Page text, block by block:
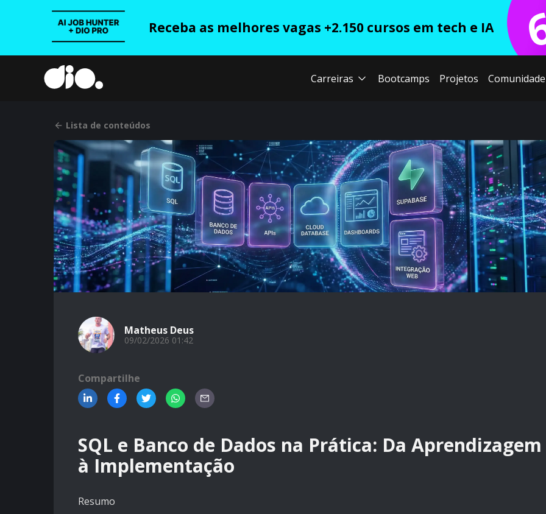
Receba as melhores vagas +2.150 cursos em tech e IA
Carreiras Bootcamps Projetos Comunidade
Lista de conteúdos
Matheus Deus
09/02/2026 01:42
Compartilhe
SQL e Banco de Dados na Prática: Da Aprendizagem
à Implementação
Resumo